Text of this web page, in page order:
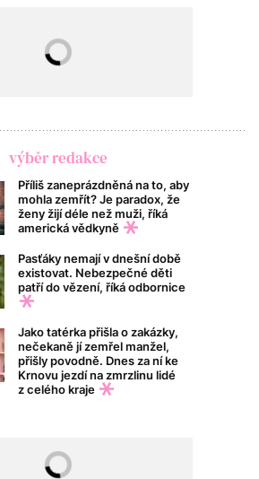
výběr redakce
Příliš zaneprázdněná na to, aby
mohla zemřít? Je paradox, že
ženy žijí déle než muži, říká
americká vědkyně
Pasťáky nemají v dnešní době
existovat. Nebezpečné děti
patří do vězení, říká odbornice
Jako tatérka přišla o zakázky,
nečekaně jí zemřel manžel,
přišly povodně. Dnes za ní ke
Krnovu jezdí na zmrzlinu lidé
z celého kraje